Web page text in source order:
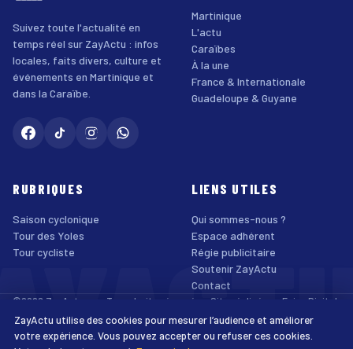
Suivez toute l'actualité en
temps réel sur ZayActu : infos
locales, faits divers, culture et
événements en Martinique et
dans la Caraïbe.
Martinique
L'actu
Caraïbes
À la une
France & Internationale
Guadeloupe & Guyane
RUBRIQUES
Saison cyclonique
Tour des Yoles
Tour cycliste
LIENS UTILES
Qui sommes-nous ?
Espace adhérent
Régie publicitaire
Soutenir ZayActu
Contact
©2026 ZayActu.org. Tous droits réservés. · Site réalisé par Enjoy Digital
Agency
Mentions légales
Confidentialité Cookies Accessibilité
ZayActu utilise des cookies pour mesurer l’audience et améliorer
votre expérience. Vous pouvez accepter ou refuser ces cookies.